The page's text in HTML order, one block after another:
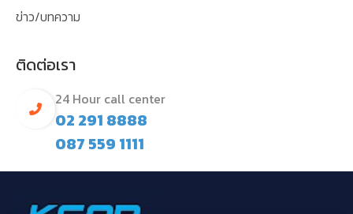
ข่าว/บทความ
ติดต่อเรา
24 Hour call center
02 291 8888
087 559 1111